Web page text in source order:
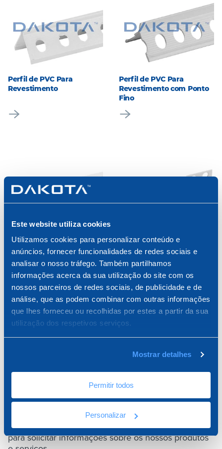
Este website utiliza cookies
Utilizamos cookies para personalizar conteúdo e
anúncios, fornecer funcionalidades de redes sociais e
analisar o nosso tráfego. Também partilhamos
informações acerca da sua utilização do site com os
nossos parceiros de redes sociais, de publicidade e de
análise, que as podem combinar com outras informações
que lhes forneceu ou recolhidas por estes a partir da sua
utilização dos respetivos serviços.
Mostrar detalhes
Permitir todos
Personalizar
Perfil de PVC Para
Revestimento
Perfil de PVC Para
Revestimento com Ponto
Fino
Perfil L Angular PVC Para
Revestimentos de
Perfil Angular Arco PVC
Para Revestimentos de
Produtos:8/8
ESTAMOS AO SEU DISPOR
Contacte-nos para aconselhamento especializado ou
para solicitar informações sobre os nossos produtos